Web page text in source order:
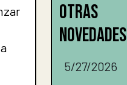
OTRAS
NOVEDADES
5/27/2026